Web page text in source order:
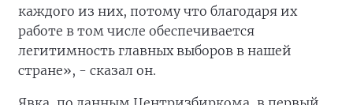
каждого из них, потому что благодаря их
работе в том числе обеспечивается
легитимность главных выборов в нашей
стране», - сказал он.